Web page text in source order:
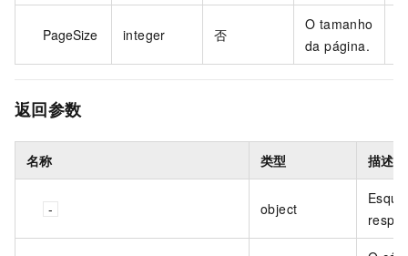
PageSize integer 否
O tamanho
da página.
返回参数
名称 类型 描述
object